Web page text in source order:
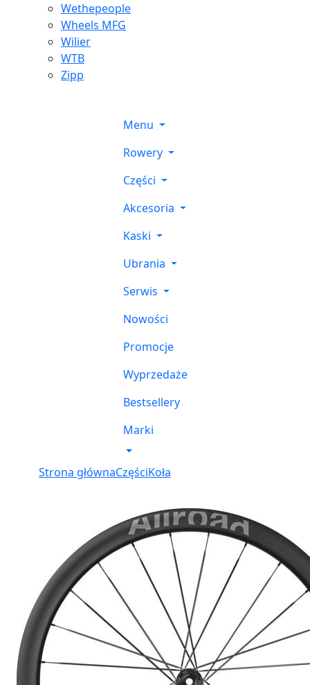
Wethepeople
Wheels MFG
Wilier
WTB
Zipp
Menu
Rowery
Części
Akcesoria
Kaski
Ubrania
Serwis
Nowości
Promocje
Wyprzedaże
Bestsellery
Marki
Strona głównaCzęściKoła